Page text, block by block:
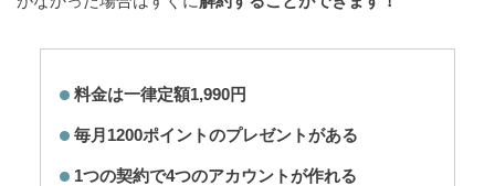
料金は一律定額1,990円
毎月1200ポイントのプレゼントがある
1つの契約で4つのアカウントが作れる